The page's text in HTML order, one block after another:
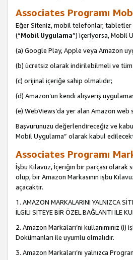
Associates Programı
Eğer Siteniz, mobil telefonlar, tabletler
(“Mobil Uygulama”) içeriyorsa, Mobil
(a) Google Play, Apple veya Amazon
(b) ücretsiz olarak indirilebilmeli ve tüm
(c) orijinal içeriğe sahip olmalıdır;
(d) Amazon’un kendi alışveriş
(e) WebViews’da yer alan Amazon web
Başvurunuzu değerlendireceğiz ve
Mobil Uygulama” olarak kabul
Associates Programı
İşbu Kılavuz, İçeriğin bir parçası olarak
olup, bir Amazon Markasının işbu
açacaktır.
1. AMAZON MARKALARINI YALNIZCA
İLGİLİ SİTEYE BİR ÖZEL BAĞLANTI İLE
2. Amazon Markaları’nı kullanımınız
Dokümanları ile uyumlu olmalıdır.
3. Amazon Markaları’nı yalnızca